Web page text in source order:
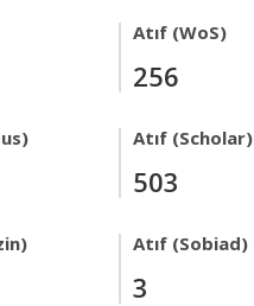
Atıf (WoS)
256
Atıf (Scholar)
503
Atıf (Sobiad)
3